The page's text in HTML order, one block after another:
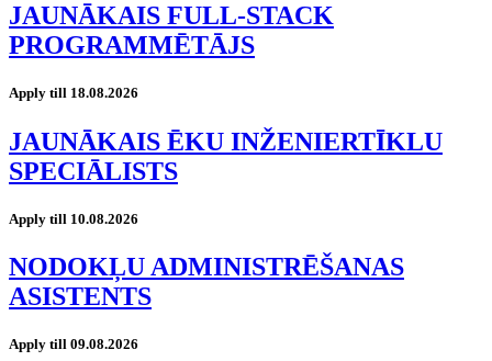
JAUNĀKAIS FULL-STACK
PROGRAMMĒTĀJS
Apply till 18.08.2026
JAUNĀKAIS ĒKU INŽENIERTĪKLU
SPECIĀLISTS
Apply till 10.08.2026
NODOKĻU ADMINISTRĒŠANAS
ASISTENTS
Apply till 09.08.2026